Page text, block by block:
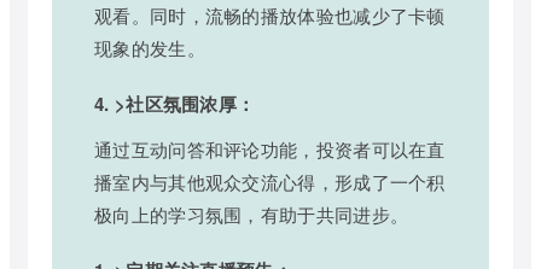
观看。同时，流畅的播放体验也减少了卡顿
现象的发生。
4. >社区氛围浓厚：
通过互动问答和评论功能，投资者可以在直
播室内与其他观众交流心得，形成了一个积
极向上的学习氛围，有助于共同进步。